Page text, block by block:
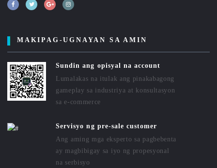
MAKIPAG-UGNAYAN SA AMIN
Sundin ang opisyal na account
Lumalakas na itulak ang pinakabagong
gameplay sa industriya at konsultasyon
sa e-commerce
Servisyo ng pre-sale customer
Ang aming mga eksperto sa pagbebenta
ay magbibigay sa iyo ng propesyonal
na serbisyo